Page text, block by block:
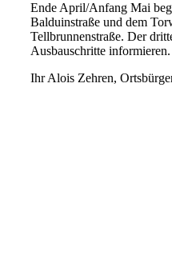
Ende April/Anfang Mai
Balduinstraße und dem
Tellbrunnenstraße. Der
Ausbauschritte informieren.
Ihr Alois Zehren,